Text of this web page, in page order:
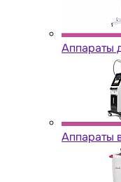
Аппараты
Аппараты